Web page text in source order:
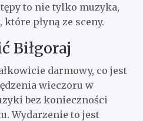
to nie tylko muzyka,
płyną ze sceny.
Biłgoraj
darmowy, co jest
wieczoru w
bez konieczności
Wydarzenie to jest